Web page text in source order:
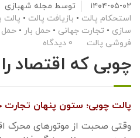
۱۴۰۴-۰۵-۰۲ توسط مجله شهبازی
استحکام پالت • بازیافت پالت • پالت
سازی • تجارت جهانی • حمل بار • حمل
فروشی پالت
0 دیدگاه
چوبی که اقتصاد
پالت چوبی؛ ستون پنهان تجارت
وقتی صحبت از موتورهای محرک